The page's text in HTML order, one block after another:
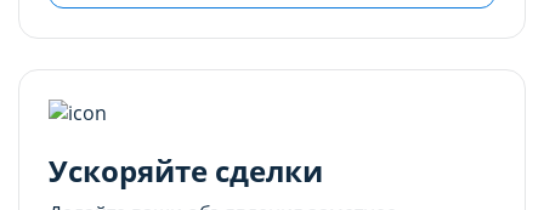
Ускоряйте сделки